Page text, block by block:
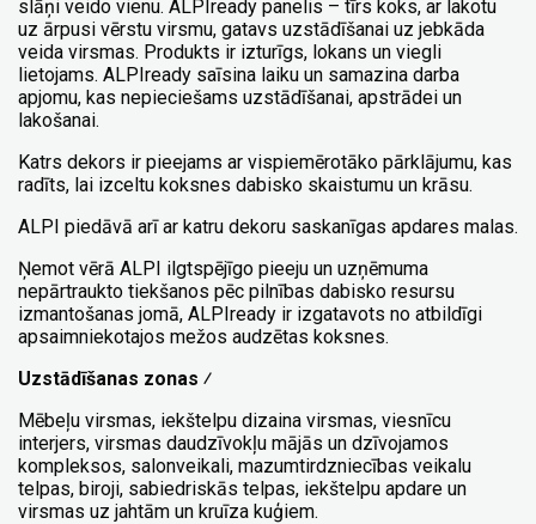
slāņi veido vienu. ALPIready panelis – tīrs koks, ar lakotu
uz ārpusi vērstu virsmu, gatavs uzstādīšanai uz jebkāda
veida virsmas. Produkts ir izturīgs, lokans un viegli
lietojams. ALPIready saīsina laiku un samazina darba
apjomu, kas nepieciešams uzstādīšanai, apstrādei un
lakošanai.
Katrs dekors ir pieejams ar vispiemērotāko pārklājumu, kas
radīts, lai izceltu koksnes dabisko skaistumu un krāsu.
ALPI piedāvā arī ar katru dekoru saskanīgas apdares malas.
Ņemot vērā ALPI ilgtspējīgo pieeju un uzņēmuma
nepārtraukto tiekšanos pēc pilnības dabisko resursu
izmantošanas jomā, ALPIready ir izgatavots no atbildīgi
apsaimniekotajos mežos audzētas koksnes.
Uzstādīšanas zonas ⁄
Mēbeļu virsmas, iekštelpu dizaina virsmas, viesnīcu
interjers, virsmas daudzīvokļu mājās un dzīvojamos
kompleksos, salonveikali, mazumtirdzniecības veikalu
telpas, biroji, sabiedriskās telpas, iekštelpu apdare un
virsmas uz jahtām un kruīza kuģiem.